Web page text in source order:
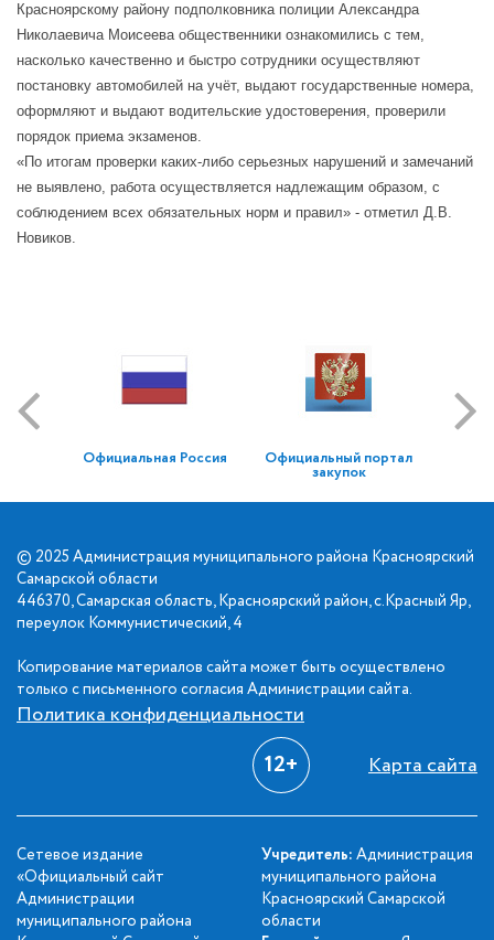
Красноярскому району подполковника полиции Александра
Николаевича Моисеева общественники ознакомились с тем,
насколько качественно и быстро сотрудники осуществляют
постановку автомобилей на учёт, выдают государственные номера,
оформляют и выдают водительские удостоверения, проверили
порядок приема экзаменов.
«По итогам проверки каких-либо серьезных нарушений и замечаний
не выявлено, работа осуществляется надлежащим образом, с
соблюдением всех обязательных норм и правил» - отметил Д.В.
Новиков.
Официальная Россия Официальный портал
закупок
© 2025 Администрация муниципального района Красноярский
Самарской области
446370, Самарская область, Красноярский район, с.Красный Яр,
переулок Коммунистический, 4
Копирование материалов сайта может быть осуществлено
только с письменного согласия Администрации сайта.
Политика конфиденциальности
12+ Карта сайта
Сетевое издание
«Официальный сайт
Администрации
муниципального района
Учредитель: Администрация
муниципального района
Красноярский Самарской
области